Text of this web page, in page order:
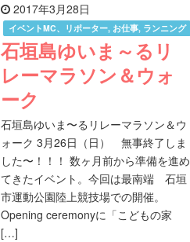
2017年3月28日
イベントMC、リポーター, お仕事, ランニング
石垣島ゆいま～るリ
レーマラソン＆ウォ
ーク
石垣島ゆいま〜るリレーマラソン＆ウ
ォーク 3月26日（日） 無事終了しま
した〜！！！ 数ヶ月前から準備を進め
てきたイベント。今回は最南端 石垣
市運動公園陸上競技場での開催。
Opening ceremonyに「こどもの家
[…]